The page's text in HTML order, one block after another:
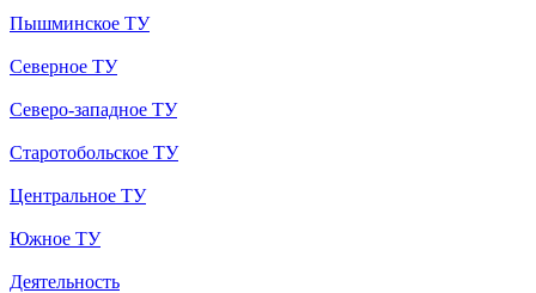
Пышминское ТУ
Северное ТУ
Северо-западное ТУ
Старотобольское ТУ
Центральное ТУ
Южное ТУ
Деятельность